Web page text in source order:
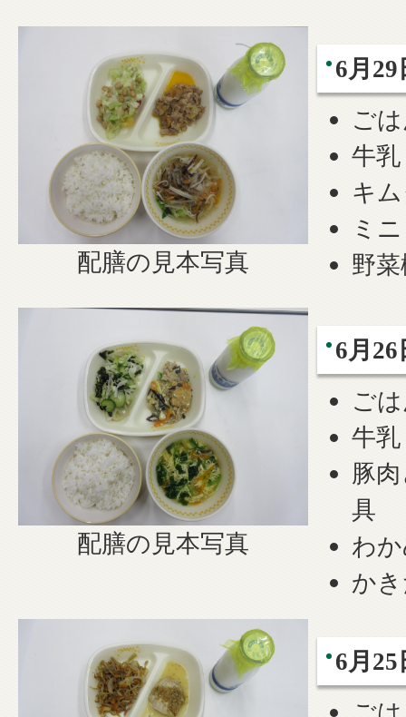
配膳の見本写真
6月29
ご
牛乳
キ
ミ
野
配膳の見本写真
6月26
ご
牛乳
豚
具
わ
か
6月25